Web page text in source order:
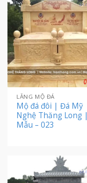
LĂNG MỘ ĐÁ
Mộ đá đôi | Đá Mỹ
Nghệ Thăng Long |
Mẫu – 023